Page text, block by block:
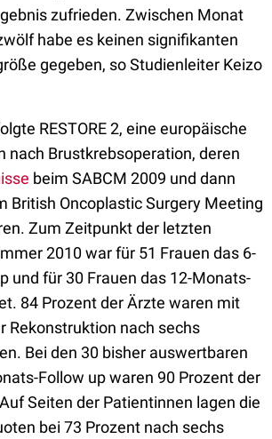
zufrieden. Zwischen Monat
habe es keinen signifikanten
gegeben, so Studienleiter Keizo
RESTORE 2, eine europäische
nach Brustkrebsoperation, deren
beim SABCM 2009 und dann
British Oncoplastic Surgery Meeting
Zum Zeitpunkt der letzten
2010 war für 51 Frauen das 6-
und für 30 Frauen das 12-Monats-
84 Prozent der Ärzte waren mit
Rekonstruktion nach sechs
Bei den 30 bisher auswertbaren
Follow up waren 90 Prozent der
Seiten der Patientinnen lagen die
bei 73 Prozent nach sechs